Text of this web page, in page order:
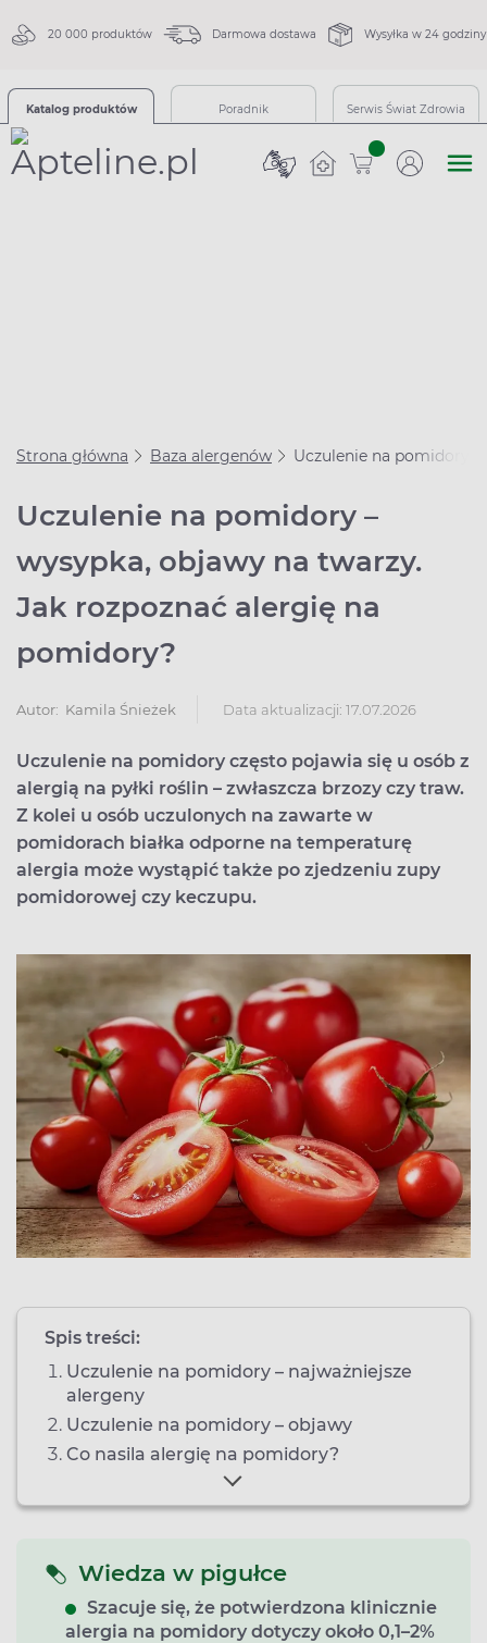
20 000 produktów Darmowa dostawa Wysyłka w 24 godziny
Katalog produktów Poradnik Serwis Świat Zdrowia
sztuk
Strona główna Baza alergenów Uczulenie na pomidory
Uczulenie na pomidory –
wysypka, objawy na twarzy.
Jak rozpoznać alergię na
pomidory?
Autor: Kamila Śnieżek Data aktualizacji: 17.07.2026
Uczulenie na pomidory często pojawia się u osób z
alergią na pyłki roślin – zwłaszcza brzozy czy traw.
Z kolei u osób uczulonych na zawarte w
pomidorach białka odporne na temperaturę
alergia może wystąpić także po zjedzeniu zupy
pomidorowej czy keczupu.
Spis treści:
Uczulenie na pomidory – najważniejsze
alergeny
Uczulenie na pomidory – objawy
Co nasila alergię na pomidory?
Wiedza w pigułce
Szacuje się, że potwierdzona klinicznie
alergia na pomidory dotyczy około 0,1–2%